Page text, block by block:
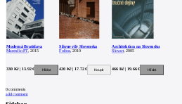
Moderná Bratislava
Marenčin PT, 2015
330 Kč | 13.92 €
Slávne vily Slovenska
Foibos, 2010
420 Kč | 17.72 €
Architektúra na Slovensku
Slovart, 2005
466 Kč | 19.66 €
0comments
add comment